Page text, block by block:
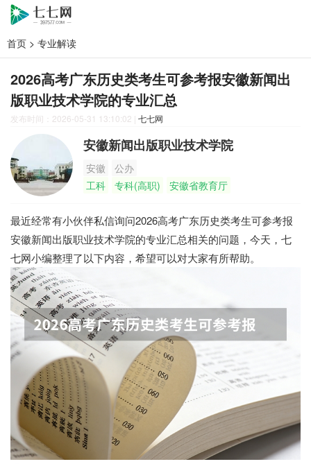
首页 > 专业解读
2026高考广东历史类考生可参考报安徽新闻出
版职业技术学院的专业汇总
发布时间：2026-05-31 13:10:02 | 七七网
安徽新闻出版职业技术学院
安徽
公办
工科
专科(高职) 安徽省教育厅
最近经常有小伙伴私信询问2026高考广东历史类考生可参考报
安徽新闻出版职业技术学院的专业汇总相关的问题，今天，七
七网小编整理了以下内容，希望可以对大家有所帮助。